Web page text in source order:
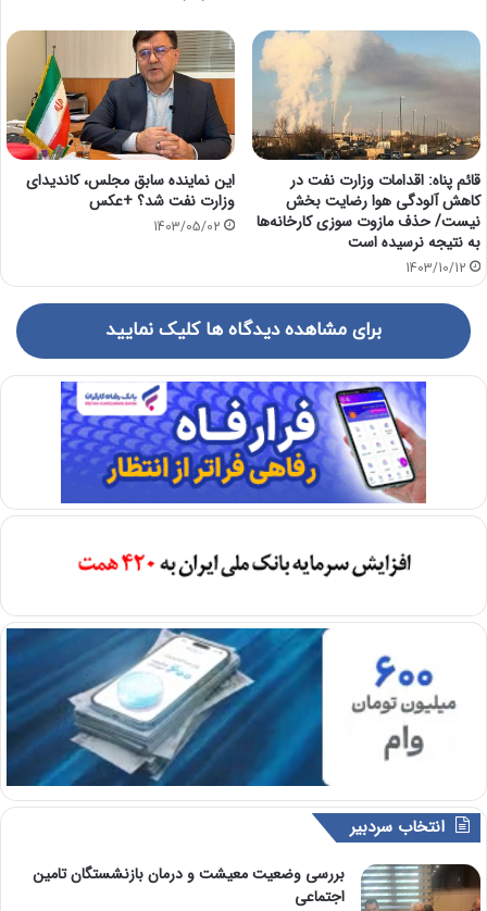
قائم پناه: اقدامات وزارت نفت در
کاهش آلودگی هوا رضایت بخش
نیست/ حذف مازوت سوزی کارخانه‌ها
به نتیجه نرسیده است
1403/10/12
این نماینده سابق مجلس، کاندیدای
وزارت نفت شد؟ +عکس
1403/05/02
برای مشاهده دیدگاه ها کلیک نمایید
انتخاب سردبیر
بررسی وضعیت معیشت و درمان بازنشستگان تامین
اجتماعی